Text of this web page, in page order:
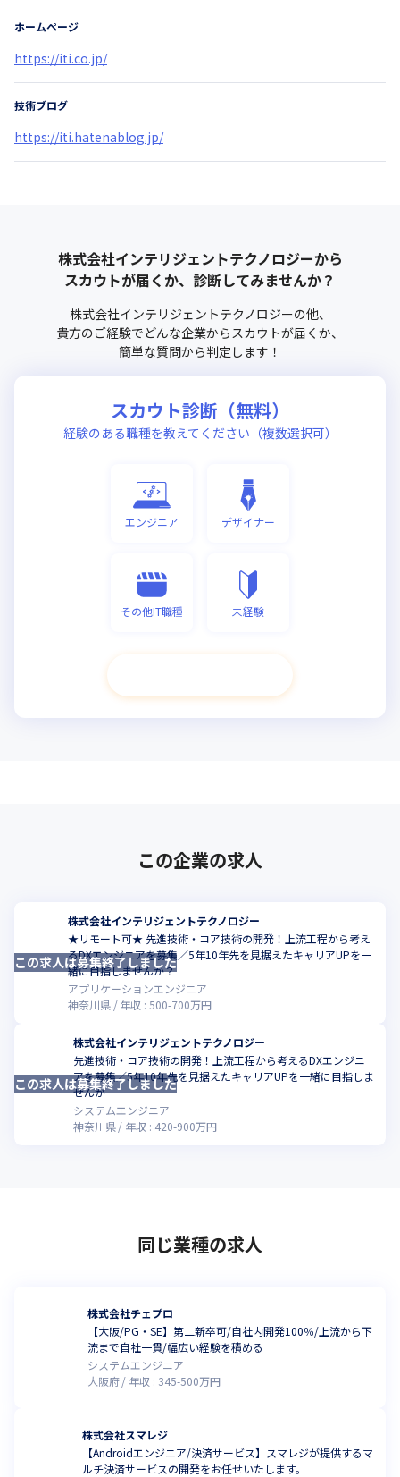
ホームページ
https://iti.co.jp/
技術ブログ
https://iti.hatenablog.jp/
株式会社インテリジェントテクノロジーから
スカウトが届くか、診断してみませんか？
株式会社インテリジェントテクノロジーの他、
貴方のご経験でどんな企業からスカウトが届くか、
簡単な質問から判定します！
スカウト診断（無料）
経験のある職種を教えてください（複数選択可）
エンジニア デザイナー
その他IT職種 未経験
この企業の求人
株式会社インテリジェントテクノロジー
★リモート可★ 先進技術・コア技術の開発！上流工程から考え
るDXエンジニアを募集／5年10年先を見据えたキャリアUPを一
緒に目指しませんか？
アプリケーションエンジニア
神奈川県
年収 : 500-700万円
この求人は募集終了しました
株式会社インテリジェントテクノロジー
先進技術・コア技術の開発！上流工程から考えるDXエンジニ
アを募集／5年10年先を見据えたキャリアUPを一緒に目指しま
せんか
システムエンジニア
神奈川県
年収 : 420-900万円
この求人は募集終了しました
同じ業種の求人
株式会社チェプロ
【大阪/PG・SE】第二新卒可/自社内開発100％/上流から下
流まで自社一貫/幅広い経験を積める
システムエンジニア
大阪府
年収 : 345-500万円
株式会社スマレジ
【Androidエンジニア/決済サービス】スマレジが提供するマ
ルチ決済サービスの開発をお任せいたします。